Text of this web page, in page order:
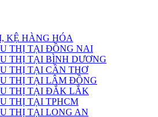
KỆ HÀNG HÓA
THỊ TẠI ĐỒNG NAI
THỊ TẠI BÌNH DƯƠNG
THỊ TẠI CẦN THƠ
THỊ TẠI LÂM ĐỒNG
THỊ TẠI ĐẮK LẮK
THỊ TẠI TPHCM
THỊ TẠI LONG AN